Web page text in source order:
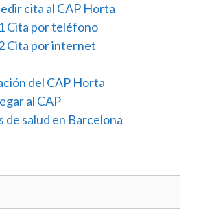
cita al CAP Horta
Cita por teléfono
Cita por internet
del CAP Horta
al CAP
salud en Barcelona